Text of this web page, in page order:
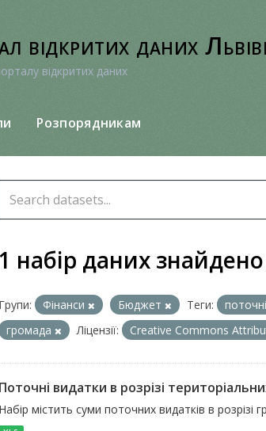
відкритих даних
відкритих даних
Розпорядникам
1 набір даних знайдено
Групи: Фінанси Бюджет Теги:
громада
Ліцензії: Creative Commons
Поточні видатки в розрізі
Набір містить суми поточних видатків в